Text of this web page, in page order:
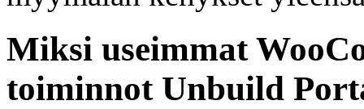
Miksi useimmat
toiminnot Unbuild